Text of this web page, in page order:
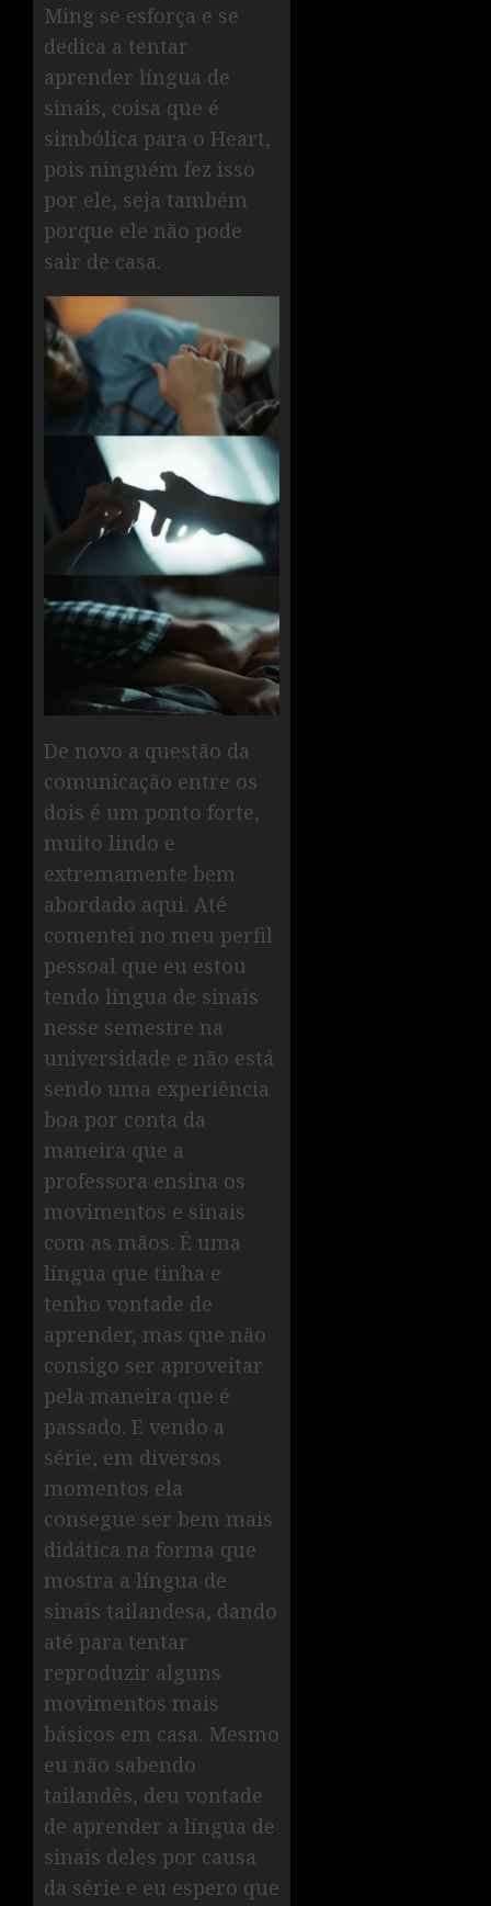
Ming se esforça e se
dedica a tentar
aprender língua de
sinais, coisa que é
simbólica para o Heart,
pois ninguém fez isso
por ele, seja também
porque ele não pode
sair de casa.
De novo a questão da
comunicação entre os
dois é um ponto forte,
muito lindo e
extremamente bem
abordado aqui. Até
comentei no meu perfil
pessoal que eu estou
tendo língua de sinais
nesse semestre na
universidade e não está
sendo uma experiência
boa por conta da
maneira que a
professora ensina os
movimentos e sinais
com as mãos. É uma
língua que tinha e
tenho vontade de
aprender, mas que não
consigo ser aproveitar
pela maneira que é
passado. E vendo a
série, em diversos
momentos ela
consegue ser bem mais
didática na forma que
mostra a língua de
sinais tailandesa, dando
até para tentar
reproduzir alguns
movimentos mais
básicos em casa. Mesmo
eu não sabendo
tailandês, deu vontade
de aprender a língua de
sinais deles por causa
da série e eu espero que